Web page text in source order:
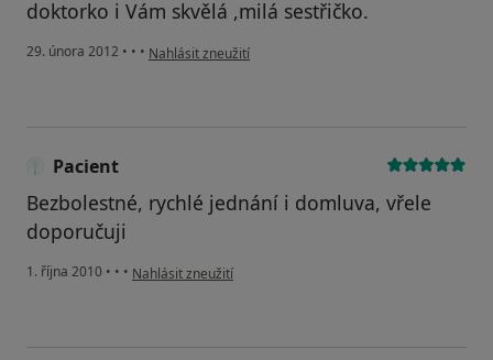
doktorko i Vám skvělá ,milá sestřičko.
29. února 2012 • • • podle názoru uživatele V.H.
Nahlásit zneužití
Pacient
Bezbolestné, rychlé jednání i domluva, vřele
doporučuji
1. října 2010 • • • podle názoru uživatele Pacient
Nahlásit zneužití